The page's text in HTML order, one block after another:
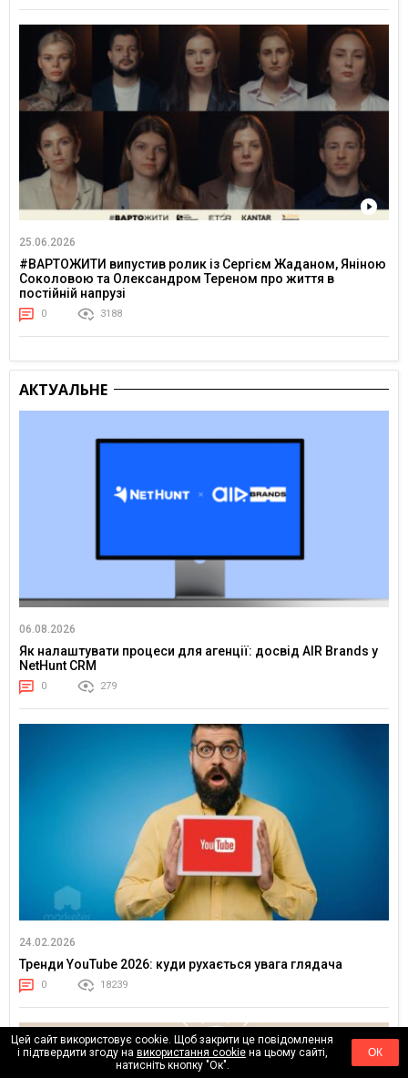
25.06.2026
#ВАРТОЖИТИ випустив ролик із Сергієм Жаданом, Яніною
Соколовою та Олександром Тереном про життя в
постійній напрузі
0 3188
АКТУАЛЬНЕ
06.08.2026
Як налаштувати процеси для агенції: досвід AIR Brands у
NetHunt CRM
0 279
24.02.2026
Тренди YouTube 2026: куди рухається увага глядача
0 18239
Цей сайт використовує cookie. Щоб закрити це повідомлення
і підтвердити згоду на використання cookieна цьому сайті,
натисніть кнопку "Ок".
ОК